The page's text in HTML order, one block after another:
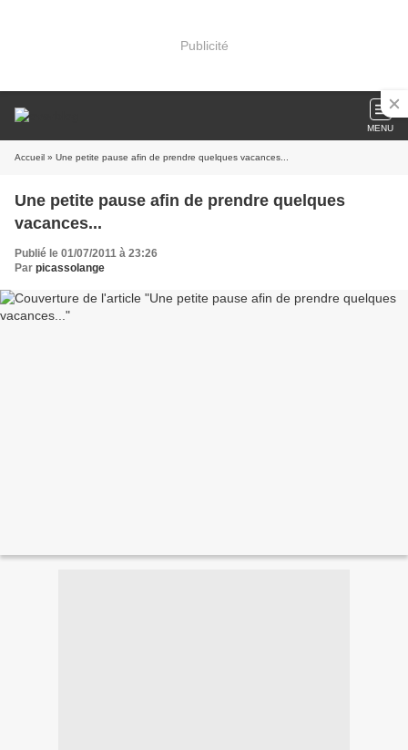
Publicité
MENU
Accueil » Une petite pause afin de prendre quelques vacances...
Une petite pause afin de prendre quelques
vacances...
Publié le 01/07/2011 à 23:26
Par picassolange